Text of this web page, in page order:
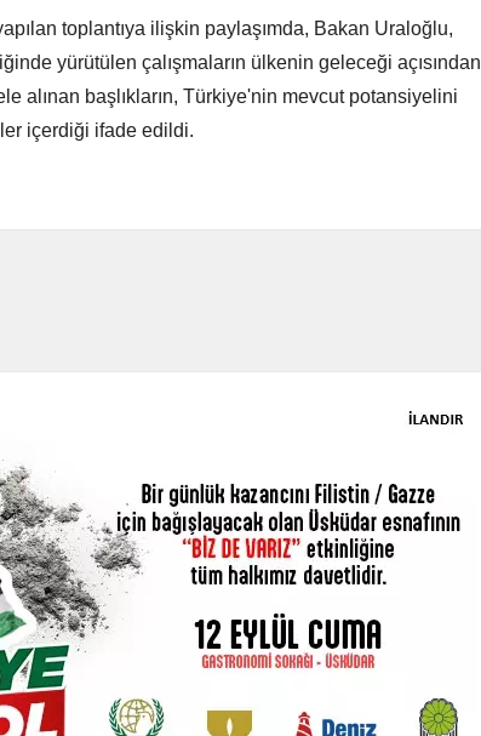
toplantıya ilişkin paylaşımda, Bakan Uraloğlu,
yürütülen çalışmaların ülkenin geleceği açısından
alınan başlıkların, Türkiye'nin mevcut potansiyelini
içerdiği ifade edildi.